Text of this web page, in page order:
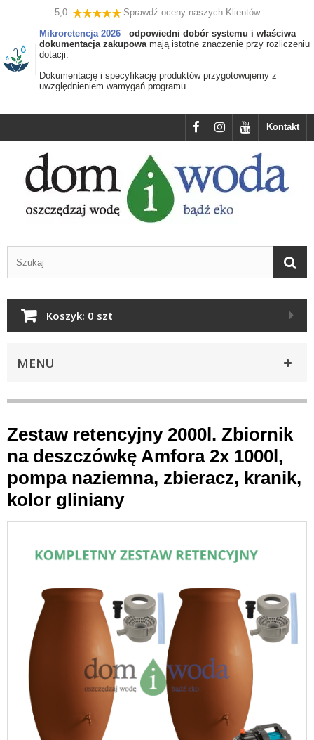
5,0
Sprawdź oceny naszych Klientów
Mikroretencja 2026 - odpowiedni dobór systemu i właściwa
dokumentacja zakupowamają istotne znaczenie przy rozliczeniu
dotacji.
Dokumentację i specyfikację produktów przygotowujemy z
uwzględnieniem wamygań programu.
Kontakt
Koszyk: 0 szt
MENU
Zestaw retencyjny 2000l. Zbiornik
na deszczówkę Amfora 2x 1000l,
pompa naziemna, zbieracz, kranik,
kolor gliniany